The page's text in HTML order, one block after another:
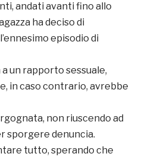
andati avanti fino allo
ha deciso di
episodio di
a un rapporto sessuale,
in caso contrario, avrebbe
non riuscendo ad
sporgere denuncia.
tutto, sperando che